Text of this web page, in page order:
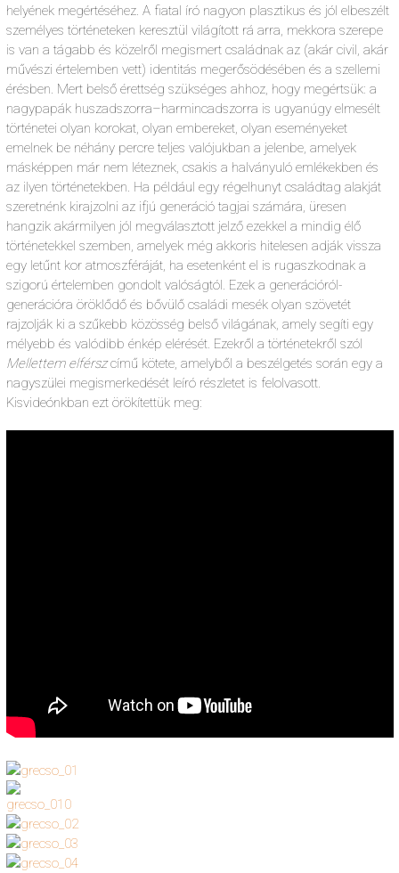
helyének megértéséhez. A fiatal író nagyon plasztikus és jól elbeszélt
személyes történeteken keresztül világított rá arra, mekkora szerepe
is van a tágabb és közelről megismert családnak az (akár civil, akár
művészi értelemben vett) identitás megerősödésében és a szellemi
érésben. Mert belső érettség szükséges ahhoz, hogy megértsük: a
nagypapák huszadszorra–harmincadszorra is ugyanúgy elmesélt
történetei olyan korokat, olyan embereket, olyan eseményeket
emelnek be néhány percre teljes valójukban a jelenbe, amelyek
másképpen már nem léteznek, csakis a halványuló emlékekben és
az ilyen történetekben. Ha például egy régelhunyt családtag alakját
szeretnénk kirajzolni az ifjú generáció tagjai számára, üresen
hangzik akármilyen jól megválasztott jelző ezekkel a mindig élő
történetekkel szemben, amelyek még akkoris hitelesen adják vissza
egy letűnt kor atmoszféráját, ha esetenként el is rugaszkodnak a
szigorú értelemben gondolt valóságtól. Ezek a generációról-
generációra öröklődő és bővülő családi mesék olyan szövetét
rajzolják ki a szűkebb közösség belső világának, amely segíti egy
mélyebb és valódibb énkép elérését. Ezekről a történetekről szól
Mellettem elférszcímű kötete, amelyből a beszélgetés során egy a
nagyszülei megismerkedését leíró részletet is felolvasott.
Kisvideónkban ezt örökítettük meg: